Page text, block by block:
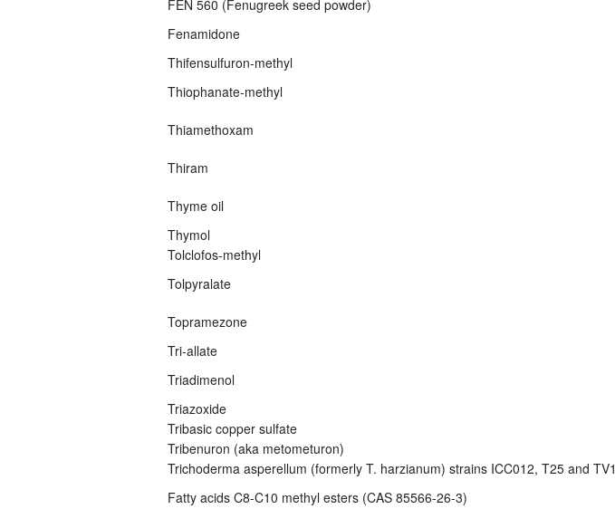
FEN 560 (Fenugreek seed powder)
Fenamidone
Thifensulfuron-methyl
Thiophanate-methyl
Thiamethoxam
Thiram
Thyme oil
Thymol
Tolclofos-methyl
Tolpyralate
Topramezone
Tri-allate
Triadimenol
Triazoxide
Tribasic copper sulfate
Tribenuron (aka metometuron)
Trichoderma asperellum (formerly T. harzianum) strains ICC012, T25 and TV1
Fatty acids C8-C10 methyl esters (CAS 85566-26-3)